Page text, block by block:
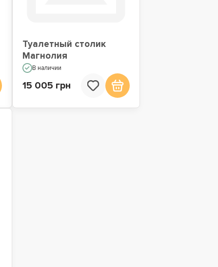
Туалетный столик
Магнолия
В наличии
15 005 грн